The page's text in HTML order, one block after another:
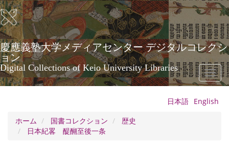
メ
イ
ン
コ
ン
テ
ン
ツ
に
慶應義塾大学メディアセンター デジタルコレクシ
ョン
Digital Collections of Keio University Libraries
Toggle
日本語 English
ホーム
国書コレクション
歴史
日本紀畧 醍醐至後一条